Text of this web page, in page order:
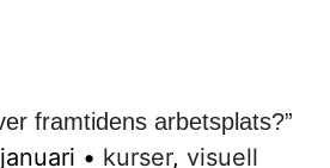
framtidens arbetsplats?”
• kurser, visuell